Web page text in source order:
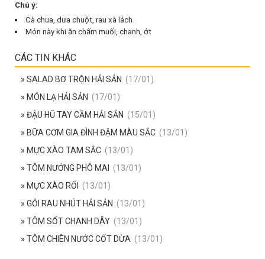
Chú ý:
Cà chua, dưa chuột, rau xà lách.
Món này khi ăn chấm muối, chanh, ớt
CÁC TIN KHÁC
» SALAD BƠ TRỘN HẢI SẢN (17/01)
» MÓN LẠ HẢI SẢN (17/01)
» ĐẬU HŨ TAY CẦM HẢI SẢN (15/01)
» BỮA CƠM GIA ĐÌNH ĐẬM MÀU SẮC (13/01)
» MỰC XÀO TAM SẮC (13/01)
» TÔM NƯỚNG PHÔ MAI
(13/01)
» MỰC XÀO RỐI
(13/01)
» GỎI RAU NHÚT HẢI SẢN (13/01)
» TÔM SỐT CHANH DÂY (13/01)
» TÔM CHIÊN NƯỚC CỐT DỪA (13/01)